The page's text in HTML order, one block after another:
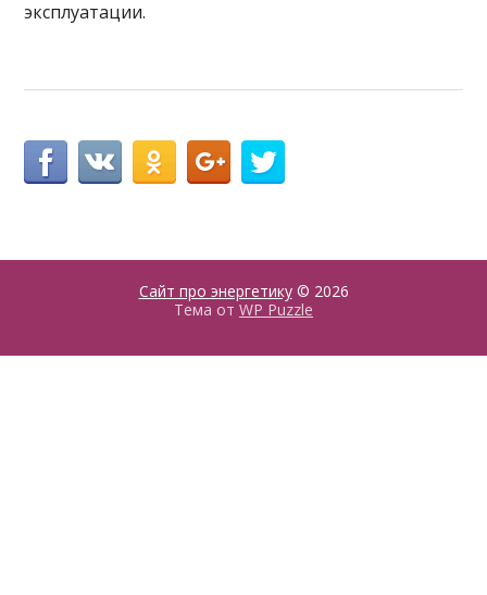
эксплуатации.
Сайт про энергетику© 2026
Тема от WP Puzzle